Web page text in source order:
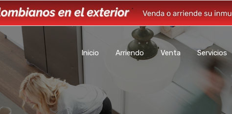
Inicio Arriendo Venta Servicios